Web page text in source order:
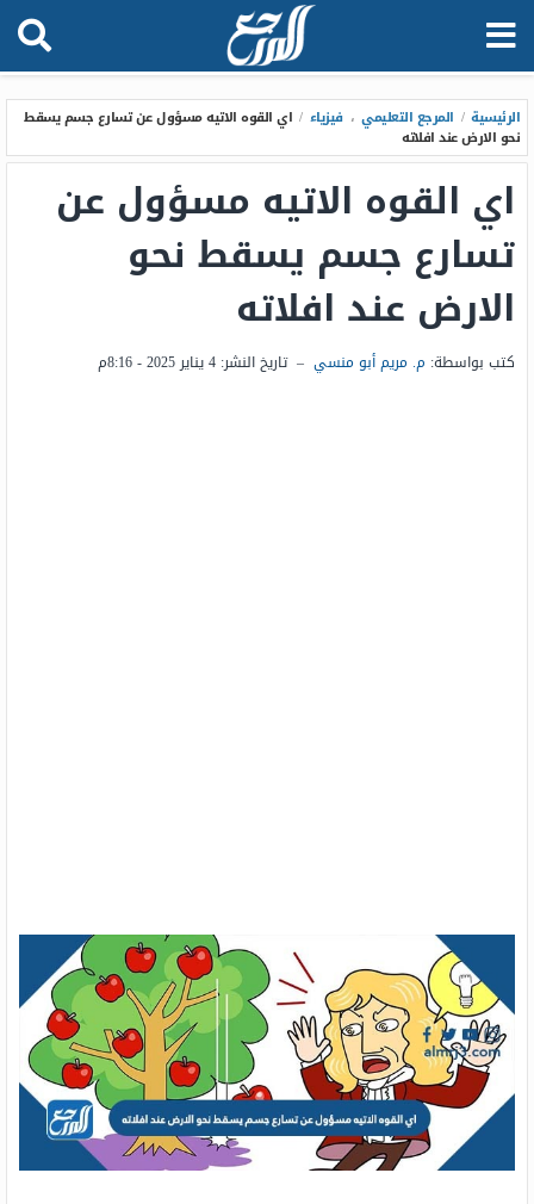
الرئيسية / المرجع التعليمي ، فيزياء / اي القوه الاتيه مسؤول عن تسارع جسم يسقط
نحو الارض عند افلاته
اي القوه الاتيه مسؤول عن
تسارع جسم يسقط نحو
الارض عند افلاته
كتب بواسطة: م. مريم أبو منسي – تاريخ النشر: 4 يناير 2025 - 8:16م